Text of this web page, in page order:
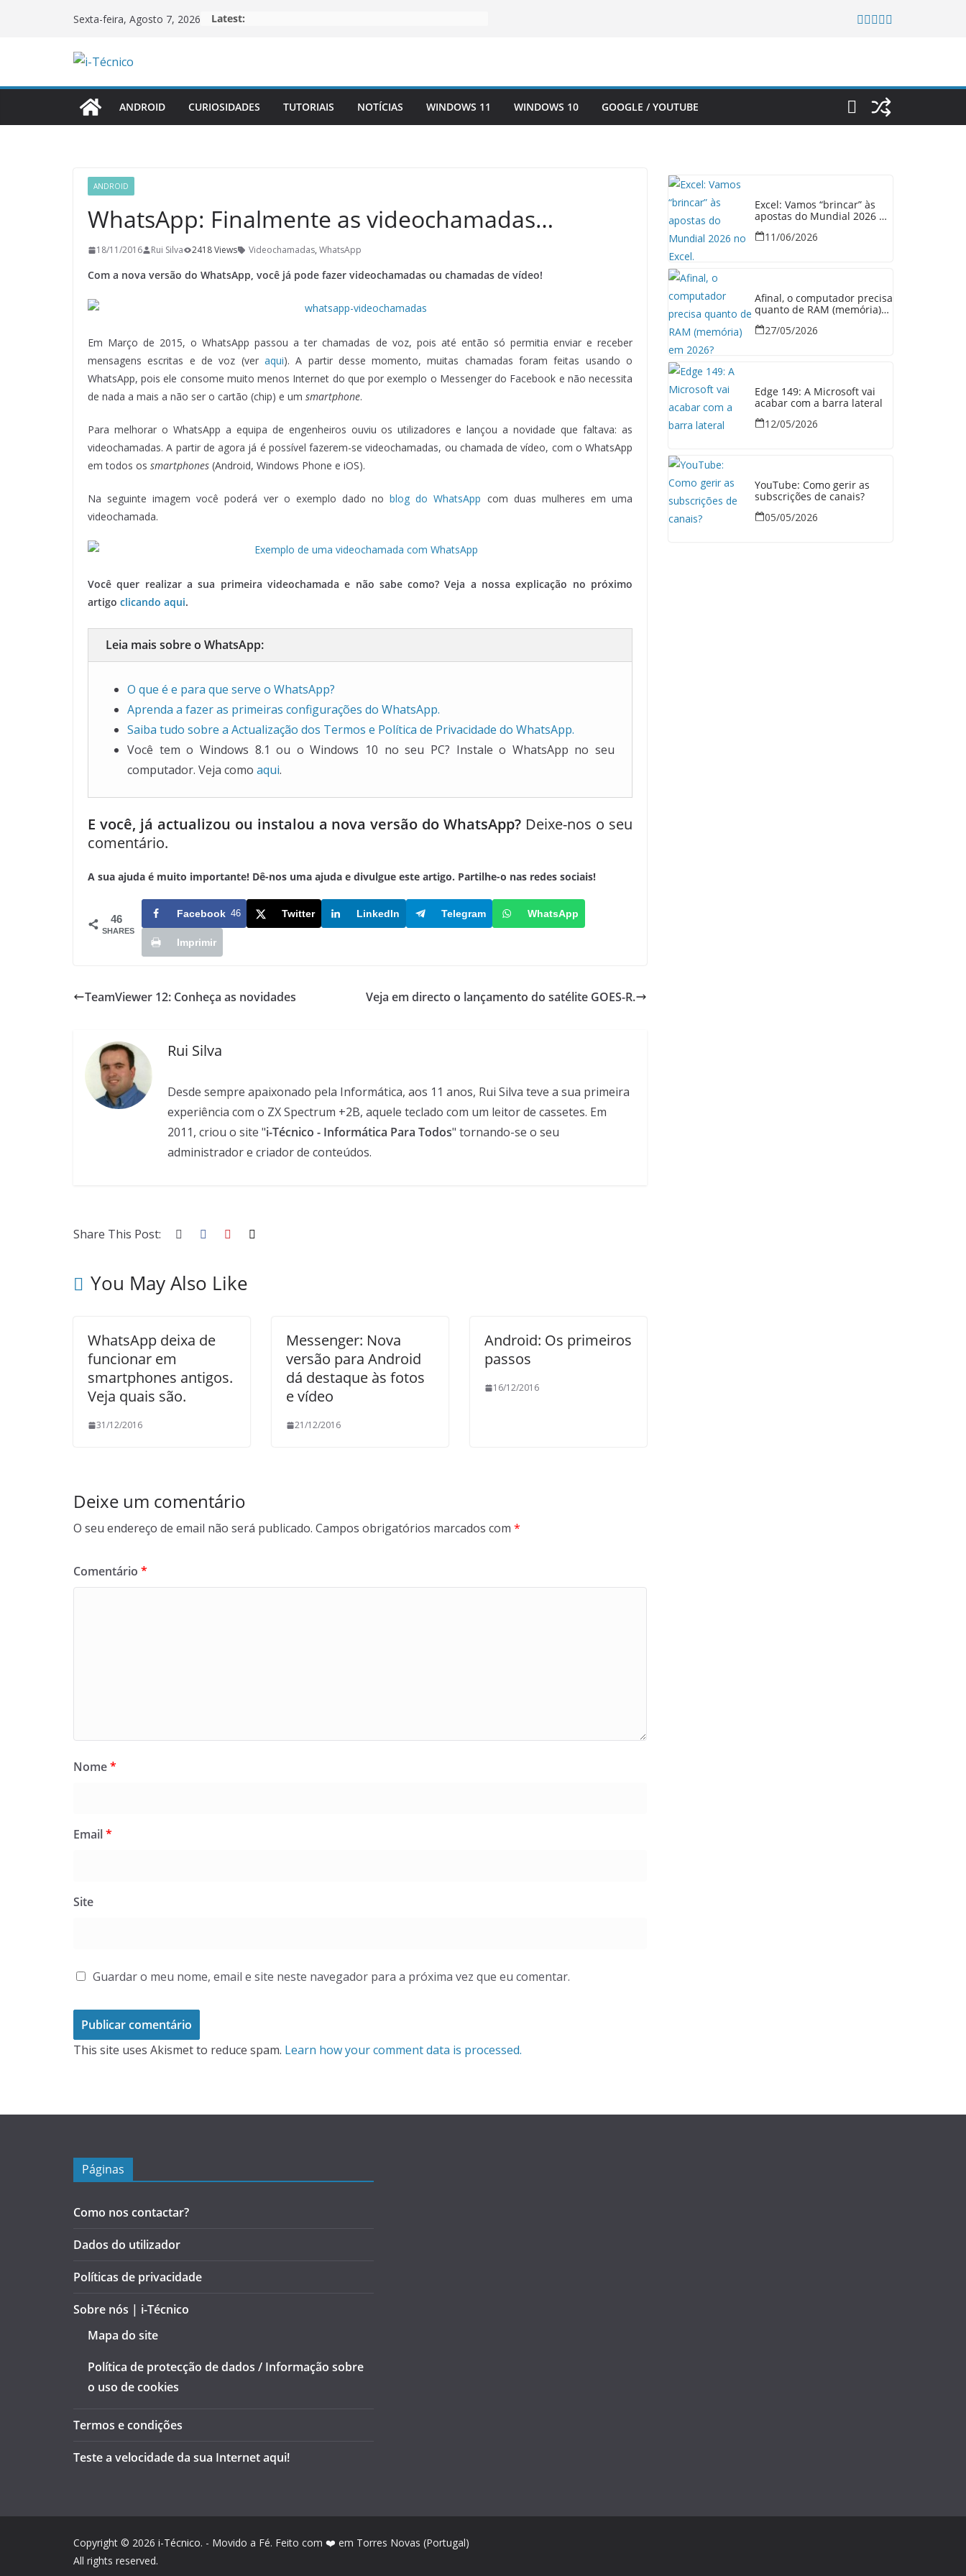
Sexta-feira, Agosto 7, 2026 Latest:
ANDROID CURIOSIDADES TUTORIAIS NOTÍCIAS WINDOWS 11 WINDOWS 10 GOOGLE / YOUTUBE
ANDROID
WhatsApp: Finalmente as videochamadas…
18/11/2016 Rui Silva 2418 Views Videochamadas, WhatsApp
Com a nova versão do WhatsApp, você já pode fazer videochamadas ou chamadas de vídeo!
Em Março de 2015, o WhatsApp passou a ter chamadas de voz, pois até então só permitia enviar e receber
mensagens escritas e de voz (ver aqui). A partir desse momento, muitas chamadas foram feitas usando o
WhatsApp, pois ele consome muito menos Internet do que por exemplo o Messenger do Facebook e não necessita
de nada a mais a não ser o cartão (chip) e um smartphone.
Para melhorar o WhatsApp a equipa de engenheiros ouviu os utilizadores e lançou a novidade que faltava: as
videochamadas. A partir de agora já é possível fazerem-se videochamadas, ou chamada de vídeo, com o WhatsApp
em todos os smartphones (Android, Windows Phone e iOS).
Na seguinte imagem você poderá ver o exemplo dado noblog do WhatsApp com duas mulheres em uma
videochamada.
Você quer realizar a sua primeira videochamada e não sabe como? Veja a nossa explicação no próximo
artigo clicando aqui.
Leia mais sobre o WhatsApp:
O que é e para que serve o WhatsApp?
Aprenda a fazer as primeiras configurações do WhatsApp.
Saiba tudo sobre a Actualização dos Termos e Política de Privacidade do WhatsApp.
Você tem o Windows 8.1 ou o Windows 10 no seu PC? Instale o WhatsApp no seu
computador. Veja como aqui.
E você, já actualizou ou instalou a nova versão do WhatsApp? Deixe-nos o seu
comentário.
A sua ajuda é muito importante! Dê-nos uma ajuda e divulgue este artigo. Partilhe-o nas redes sociais!
46
SHARES
Facebook 46 Twitter LinkedIn Telegram WhatsApp
Imprimir
TeamViewer 12: Conheça as novidades Veja em directo o lançamento do satélite GOES-R.
Rui Silva
Desde sempre apaixonado pela Informática, aos 11 anos, Rui Silva teve a sua primeira
experiência com o ZX Spectrum +2B, aquele teclado com um leitor de cassetes. Em
2011, criou o site "i-Técnico - Informática Para Todos" tornando-se o seu
administrador e criador de conteúdos.
Share This Post:
You May Also Like
WhatsApp deixa de
funcionar em
smartphones antigos.
Veja quais são.
31/12/2016
Messenger: Nova
versão para Android
dá destaque às fotos
e vídeo
21/12/2016
Android: Os primeiros
passos
16/12/2016
Deixe um comentário
O seu endereço de email não será publicado. Campos obrigatórios marcados com *
Comentário *
Nome*
Email*
Site
Guardar o meu nome, email e site neste navegador para a próxima vez que eu comentar.
This site uses Akismet to reduce spam. Learn how your comment data is processed.
Excel: Vamos “brincar” às
apostas do Mundial 2026 no
11/06/2026
Afinal, o computador precisa
quanto de RAM (memória)
27/05/2026
Edge 149: A Microsoft vai
acabar com a barra lateral
12/05/2026
YouTube: Como gerir as
subscrições de canais?
05/05/2026
Páginas
Como nos contactar?
Dados do utilizador
Políticas de privacidade
Sobre nós | i-Técnico
Mapa do site
Política de protecção de dados / Informação sobre
o uso de cookies
Termos e condições
Teste a velocidade da sua Internet aqui!
Copyright © 2026 i-Técnico. - Movido a Fé. Feito com ❤️ em Torres Novas (Portugal)
All rights reserved.